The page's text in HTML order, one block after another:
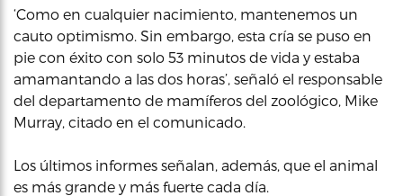
‘Como en cualquier nacimiento, mantenemos un
cauto optimismo. Sin embargo, esta cría se puso en
pie con éxito con solo 53 minutos de vida y estaba
amamantando a las dos horas’, señaló el responsable
del departamento de mamíferos del zoológico, Mike
Murray, citado en el comunicado.
Los últimos informes señalan, además, que el animal
es más grande y más fuerte cada día.